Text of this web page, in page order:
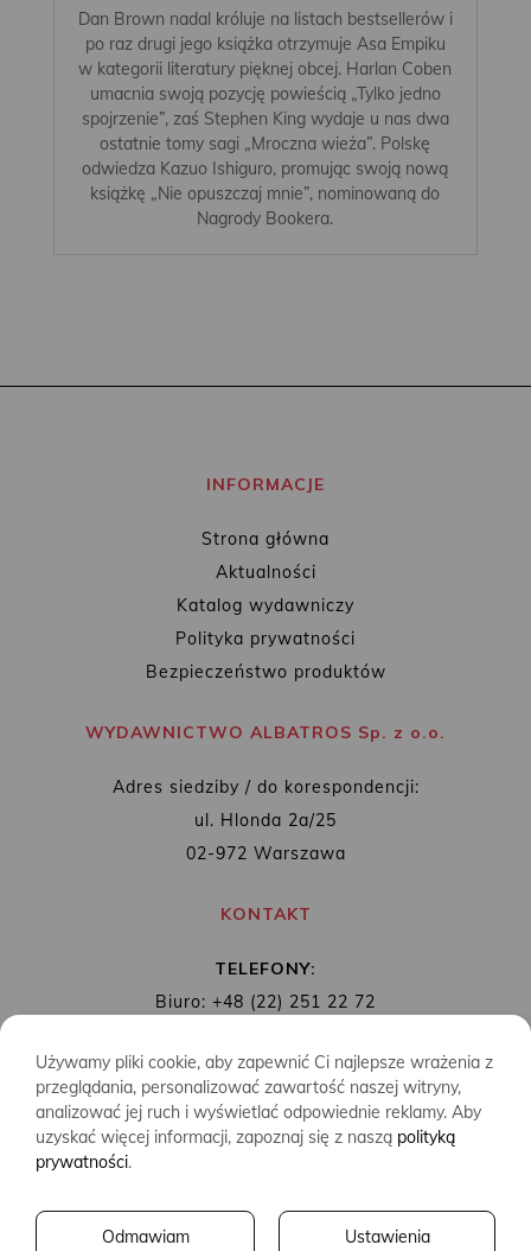
Dan Brown nadal króluje na listach bestsellerów i
po raz drugi jego książka otrzymuje Asa Empiku
w kategorii literatury pięknej obcej. Harlan Coben
umacnia swoją pozycję powieścią „Tylko jedno
spojrzenie”, zaś Stephen King wydaje u nas dwa
ostatnie tomy sagi „Mroczna wieża”. Polskę
odwiedza Kazuo Ishiguro, promując swoją nową
książkę „Nie opuszczaj mnie”, nominowaną do
Nagrody Bookera.
INFORMACJE
Strona główna
Aktualności
Katalog wydawniczy
Polityka prywatności
Bezpieczeństwo produktów
WYDAWNICTWO ALBATROS Sp. z o.o.
Adres siedziby / do korespondencji:
ul. Hlonda 2a/25
02-972 Warszawa
KONTAKT
TELEFONY:
Biuro: +48 (22) 251 22 72
MAIL: biuro@wydawnictwoalbatros.com
COPYRIGHTS
WYDAWNICTWO ALBATROS
Używamy pliki cookie, aby zapewnić Ci najlepsze wrażenia z
przeglądania, personalizować zawartość naszej witryny,
analizować jej ruch i wyświetlać odpowiednie reklamy. Aby
uzyskać więcej informacji, zapoznaj się z naszą polityką
prywatności.
Ustawienia
Odmawiam